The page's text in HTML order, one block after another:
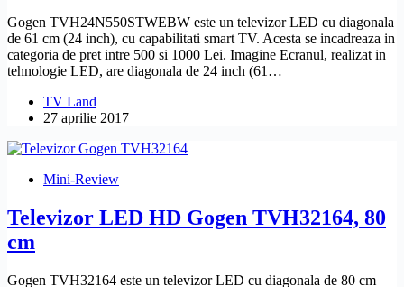
Gogen TVH24N550STWEBW este un televizor LED cu diagonala
de 61 cm (24 inch), cu capabilitati smart TV. Acesta se incadreaza in
categoria de pret intre 500 si 1000 Lei. Imagine Ecranul, realizat in
tehnologie LED, are diagonala de 24 inch (61…
TV Land
27 aprilie 2017
Mini-Review
Televizor LED HD Gogen TVH32164, 80
cm
Gogen TVH32164 este un televizor LED cu diagonala de 80 cm